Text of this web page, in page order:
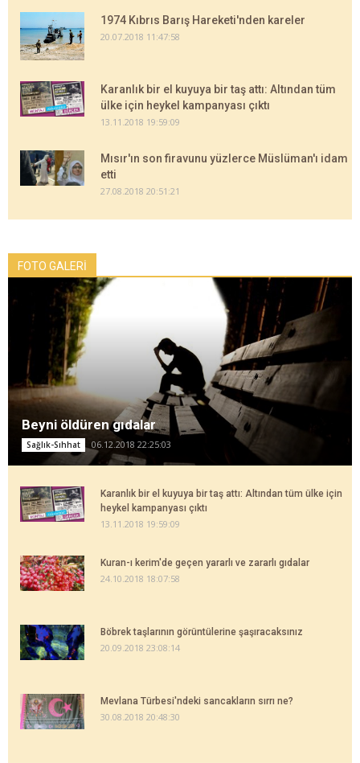
1974 Kıbrıs Barış Hareketi'nden kareler
20.07.2018 11:47:58
Karanlık bir el kuyuya bir taş attı: Altından tüm
ülke için heykel kampanyası çıktı
13.11.2018 19:59:09
Mısır'ın son firavunu yüzlerce Müslüman'ı idam
etti
27.08.2018 20:51:21
FOTO GALERİ
Beyni öldüren gıdalar
Sağlık-Sıhhat 06.12.2018 22:25:03
Karanlık bir el kuyuya bir taş attı: Altından tüm ülke için
heykel kampanyası çıktı
13.11.2018 19:59:09
Kuran-ı kerim'de geçen yararlı ve zararlı gıdalar
24.10.2018 18:07:58
Böbrek taşlarının görüntülerine şaşıracaksınız
20.09.2018 23:08:14
Mevlana Türbesi'ndeki sancakların sırrı ne?
30.08.2018 20:48:30